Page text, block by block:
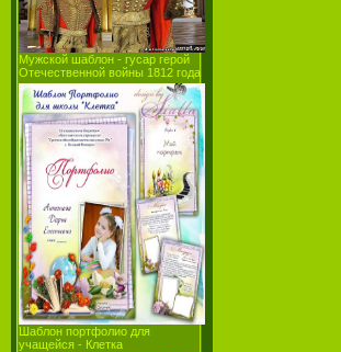
Мужской шаблон - гусар герой
Отечественной войны 1812 года
Шаблон портфолио для
учащейся - Клетка